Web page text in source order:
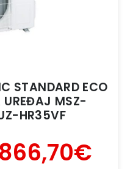
STANDARD ECO
UREĐAJ MSZ-
HR35VF
866,70€